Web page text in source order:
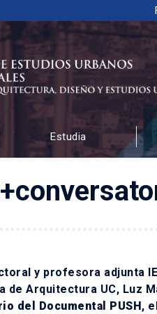
URBANOS
DISEÑO Y ESTUDIOS URBANOS
Estudia
y profesora adjunta
de Arquitectura UC, Luz
del Documental PUSH,